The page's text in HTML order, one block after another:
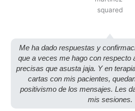
Me ha dado respuestas y
que a veces me hago con respecto
precisas que asusta jaja. Y en
cartas con mis pacientes,
positivismo de los mensajes. Les
mis sesiones.